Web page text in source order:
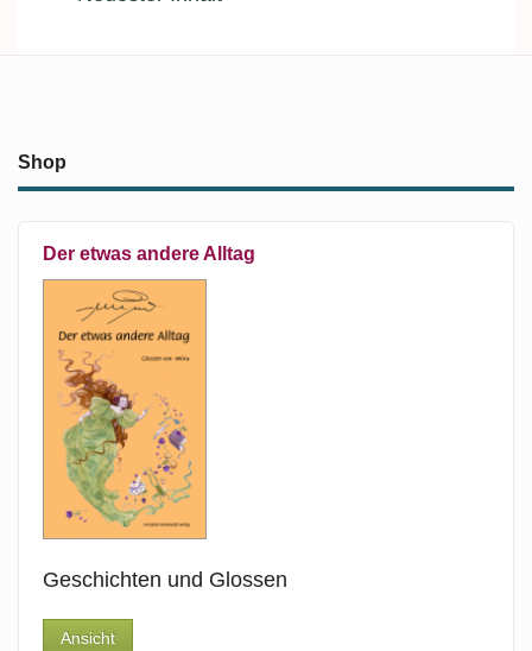
Shop
Der etwas andere Alltag
Geschichten und Glossen
Ansicht